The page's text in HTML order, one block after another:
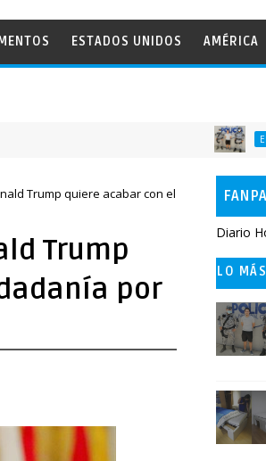
ESTADOS UNIDOS AMÉRICA
EL
Trump quiere acabar con el
Trump
por
Diario
LO